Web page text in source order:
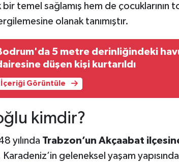
temel sağlamış hem de çocuklarının
olanak tanımıştır.
5 metre derinliğindeki
düşen kişi kurtarıldı
İçeriği Görüntüle
kimdir?
yılında Trabzon’un Akçaabat
geleneksel yaşam